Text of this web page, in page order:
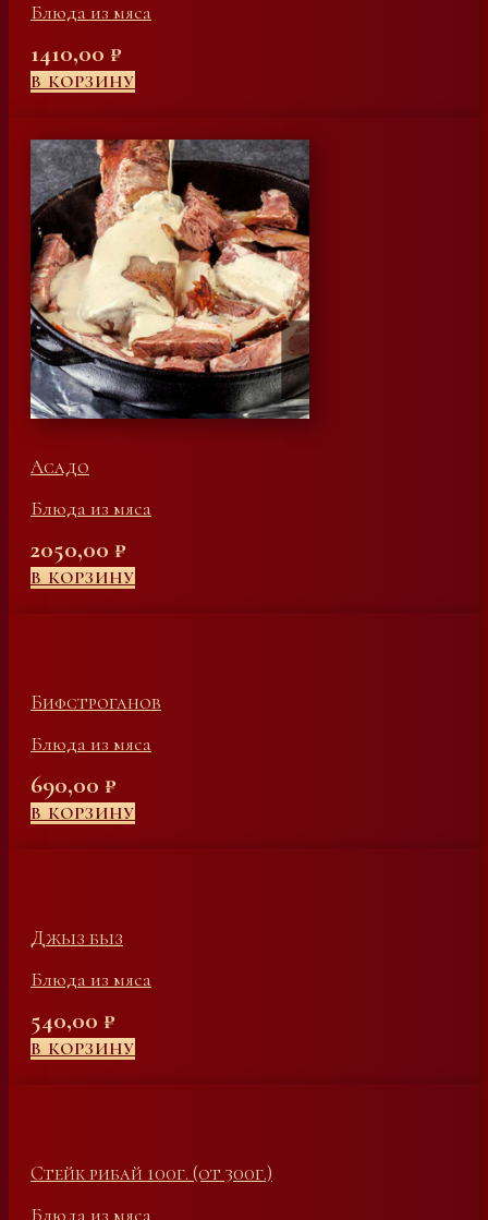
Блюда из мяса
1410,00 ₽
В КОРЗИНУ
Асадо
Блюда из мяса
2050,00 ₽
В КОРЗИНУ
Бифстроганов
Блюда из мяса
690,00 ₽
В КОРЗИНУ
Джыз быз
Блюда из мяса
540,00 ₽
В КОРЗИНУ
Стейк рибай 100г. (от 300г.)
Блюда из мяса